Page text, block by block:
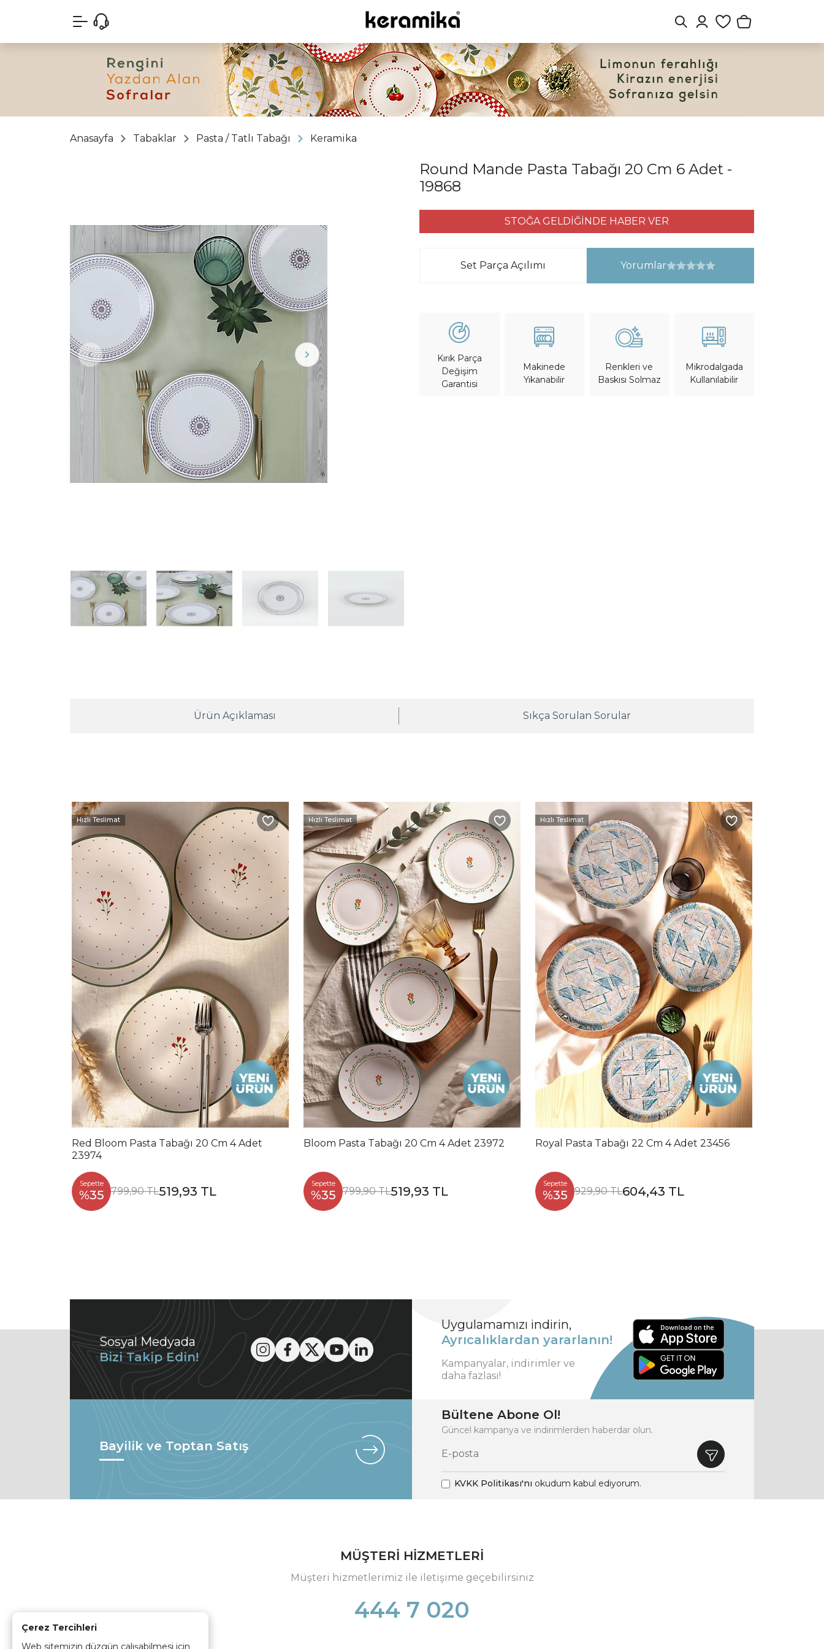
Çerez Tercihleri
Web sitemizin düzgün çalışabilmesi için
Anasayfa Tabaklar Pasta / Tatlı Tabağı Keramika
Round Mande Pasta Tabağı 20 Cm 6 Adet -
19868
STOĞA GELDİĞİNDE HABER VER
Set Parça Açılımı Yorumlar
Kırık Parça
Değişim
Garantisi
Makinede
Yıkanabilir
Renkleri ve
Baskısı Solmaz
Mikrodalgada
Kullanılabilir
Ürün Açıklaması Sıkça Sorulan Sorular
Hızlı Teslimat
Red Bloom Pasta Tabağı 20 Cm 4 Adet
23974
Sepette
%35 799,90 TL519,93 TL
Hızlı Teslimat
Bloom Pasta Tabağı 20 Cm 4 Adet 23972
Sepette
%35 799,90 TL519,93 TL
Hızlı Teslimat
Royal Pasta Tabağı 22 Cm 4 Adet 23456
Sepette
%35 929,90 TL604,43 TL
Sosyal Medyada
Bizi Takip Edin!
Uygulamamızı indirin,
Ayrıcalıklardan yararlanın!
Kampanyalar, indirimler ve
daha fazlası!
Bayilik ve Toptan Satış
Bültene Abone Ol!
Güncel kampanya ve indirimlerden haberdar olun.
KVKK Politikası'nı okudum kabul ediyorum.
MÜŞTERİ HİZMETLERİ
Müşteri hizmetlerimiz ile iletişime geçebilirsiniz
444 7 020